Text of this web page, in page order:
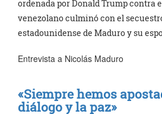
ordenada por Donald Trump contra
venezolano culminó con el
estadounidense de Maduro y su
Entrevista a Nicolás Maduro
«Siempre hemos
diálogo y la paz»